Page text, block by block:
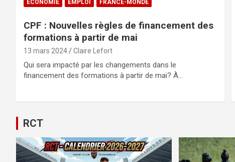
ECONOMIE EMPLOI FRANCE-MONDE
CPF : Nouvelles règles de financement des
formations à partir de mai
13 mars 2024 Claire Lefort
Qui sera impacté par les changements dans le
financement des formations à partir de mai? À…
RCT